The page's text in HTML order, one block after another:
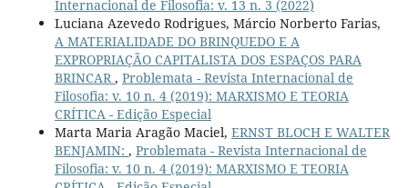
Internacional de Filosofia: v. 13 n. 3 (2022)
Luciana Azevedo Rodrigues, Márcio Norberto Farias,
A MATERIALIDADE DO BRINQUEDO E A
EXPROPRIAÇÃO CAPITALISTA DOS ESPAÇOS PARA
BRINCAR, Problemata - Revista Internacional de
Filosofia: v. 10 n. 4 (2019): MARXISMO E TEORIA
CRÍTICA - Edição Especial
Marta Maria Aragão Maciel, ERNST BLOCH E WALTER
BENJAMIN: , Problemata - Revista Internacional de
Filosofia: v. 10 n. 4 (2019): MARXISMO E TEORIA